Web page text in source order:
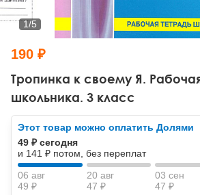
Тревожные расстройства,
Психодрама
Другие направления психотерапии
Классический, эриксоновский
НЛП
Психология труда и эргономика
Социальная психология
Социальная и организационная
Классический и юнгианский
Тропинка к своему Я.
школьника. 3 класс
1/5
190 ₽
Этот товар можно оплатить Долями
49 ₽ сегодня
и 141 ₽ потом, без переплат
06 авг
49 ₽
20 авг
47 ₽
03 сен
47 ₽